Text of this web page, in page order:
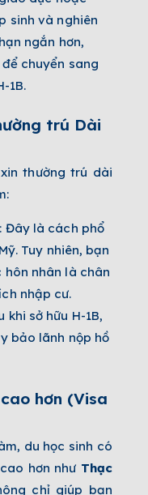
sinh và nghiên
ngắn hơn,
chuyển sang
1B.
trú Dài
thường trú dài
: Đây là cách phổ
Tuy nhiên, bạn
nhân là chân
nhập cư.
khi sở hữu H-1B,
bảo lãnh nộp hồ
hơn (Visa
du học sinh có
hơn như Thạc
chỉ giúp bạn